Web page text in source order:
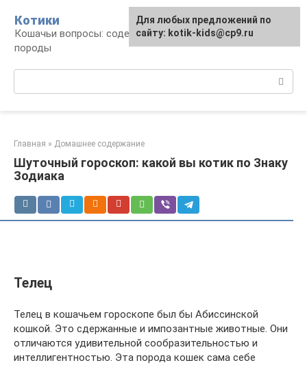
контенту
Котики
Кошачьи вопросы: содержание, лечение,
породы
Главная » Домашнее содержание
Шуточный гороскоп: какой вы котик по Знаку
Зодиака
Телец
Телец в кошачьем гороскопе был бы Абиссинской
кошкой. Это сдержанные и импозантные животные. Они
отличаются удивительной сообразительностью и
интеллигентностью. Эта порода кошек сама себе
Для любых предложений по
сайту: kotik-kids@cp9.ru